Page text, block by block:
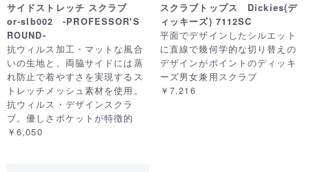
サイドストレッチ スクラブ
or-slb002 -PROFESSOR'S
ROUND-
抗ウィルス加工・マットな風合
いの生地と、両脇サイドには蒸
れ防止で着やすさを実現するス
トレッチメッシュ素材を使用。
抗ウィルス・デザインスクラ
ブ。優しさポケットが特徴的
￥6,050
スクラブトップス Dickies(デ
ィッキーズ) 7112SC
平面でデザインしたシルエット
に直線で幾何学的な切り替えの
デザインがポイントのディッキ
ーズ男女兼用スクラブ
￥7,216